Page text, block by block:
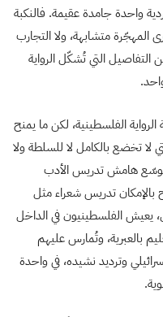
واحدة جامدة عقيمة. فالنكبة
المهجّرة متشابهة، ولا التجارب
التي تُشكّل الرواية
الفلسطينية، لكن ما يمنح
لا تخضع بالكامل لا للسلطة ولا
توسّع هامش تدريس الأدب
بالإمكان تدريس شعراء مثل
يعيش الفلسطينيون في الداخل
بالعبرية، وتُمارس عليهم
وترديد نشيده، في واحدة